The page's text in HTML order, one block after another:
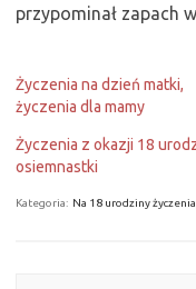
przypominał zapach
Życzenia na dzień matki,
życzenia dla mamy
Życzenia z okazji 18
osiemnastki
Kategoria: Na 18 urodziny